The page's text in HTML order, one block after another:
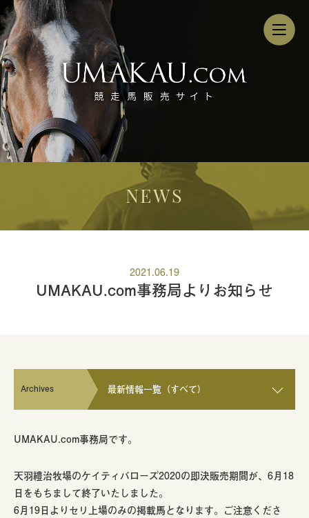
NEWS
2021.06.19
UMAKAU.com事務局よりお知らせ
Archives 最新情報一覧（すべて）
UMAKAU.com事務局です。
天羽禮治牧場のケイティバローズ2020の即決販売期間が、6月18
日をもちまして終了いたしました。
6月19日よりセリ上場のみの掲載馬となります。ご注意くださ